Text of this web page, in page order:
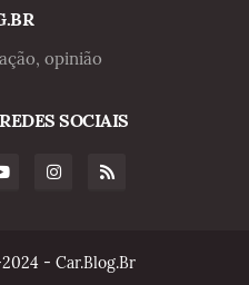
opinião
SOCIAIS
- Car.Blog.Br